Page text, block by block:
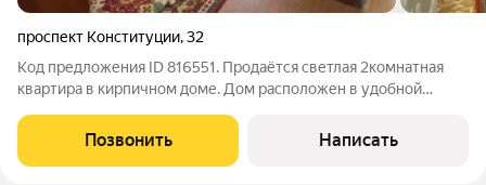
проспект Конституции,32
Код предложения ID 816551. Продаётся светлая 2комнатная
квартира в кирпичном доме. Дом расположен в удобной
свежий косметический ремонт, в подъезде проведён ремонт.
Коммуникации и техника:
Позвонить Написать